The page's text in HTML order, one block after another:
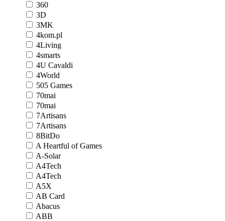
360
3D
3MK
4kom.pl
4Living
4smarts
4U Cavaldi
4World
505 Games
70mai
70mai
7Artisans
7Artisans
8BitDo
A Heartful of Games
A-Solar
A4Tech
A4Tech
A5X
AB Card
Abacus
ABB